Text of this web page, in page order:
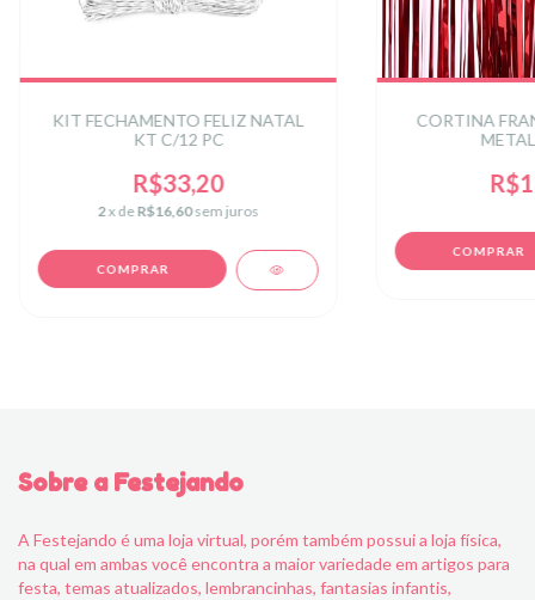
KIT FECHAMENTO FELIZ NATAL
KT C/12 PC
R$33,20
2x deR$16,60sem juros
CORTINA
Sobre a Festejando
A Festejando é uma loja virtual, porém também possui a loja física,
na qual em ambas você encontra a maior variedade em artigos para
festa, temas atualizados, lembrancinhas, fantasias infantis,